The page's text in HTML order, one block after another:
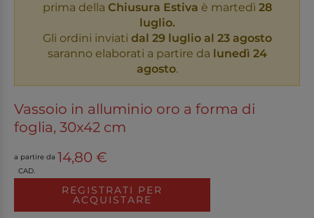
prima della Chiusura Estiva è martedì 28
luglio.
Gli ordini inviati dal 29 luglio al 23 agosto
saranno elaborati a partire da lunedì 24
agosto.
Vassoio in alluminio oro a forma di
foglia, 30x42 cm
a partire da 14,80 €
CAD.
REGISTRATI PER
ACQUISTARE